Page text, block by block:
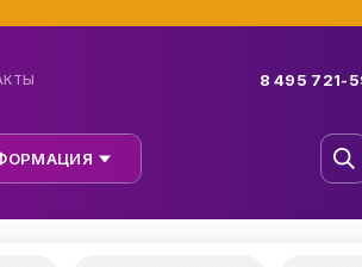
8 495 721-